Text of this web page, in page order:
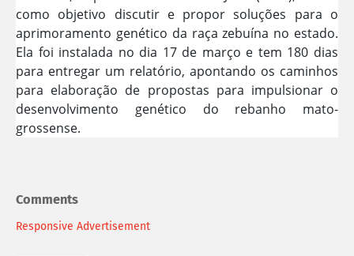
como objetivo discutir e propor soluções para o
aprimoramento genético da raça zebuína no estado.
Ela foi instalada no dia 17 de março e tem 180 dias
para entregar um relatório, apontando os caminhos
para elaboração de propostas para impulsionar o
desenvolvimento genético do rebanho mato-
grossense.
Comments
Responsive Advertisement